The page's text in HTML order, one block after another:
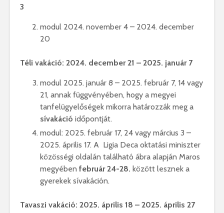
3
modul 2024. november 4 – 2024. december
20
Téli vakáció: 2024. december 21 – 2025. január 7
modul 2025. január 8 – 2025. február 7, 14 vagy
21, annak függvényében, hogy a megyei
tanfelügyelőségek mikorra határozzák meg a
sívakáció időpontját.
modul: 2025. február 17, 24 vagy március 3 –
2025. április 17. A Ligia Deca oktatási miniszter
közösségi oldalán található ábra alapján Maros
megyében február 24-28. között lesznek a
gyerekek sívakáción.
Tavaszi vakáció: 2025. április 18 – 2025. április 27